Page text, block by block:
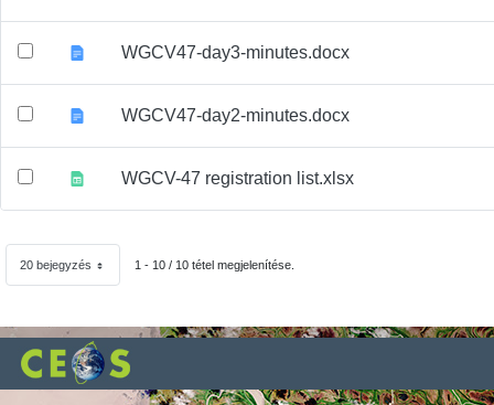
WGCV47-day3-minutes.docx
WGCV47-day2-minutes.docx
WGCV-47 registration list.xlsx
20 bejegyzésOldalanként 1 - 10 / 10 tétel megjelenítése.